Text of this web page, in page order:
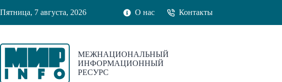
к
Пятница, 7 августа, 2026 О нас Контакты
МЕЖНАЦИОНАЛЬНЫЙ
ИНФОРМАЦИОННЫЙ
РЕСУРС